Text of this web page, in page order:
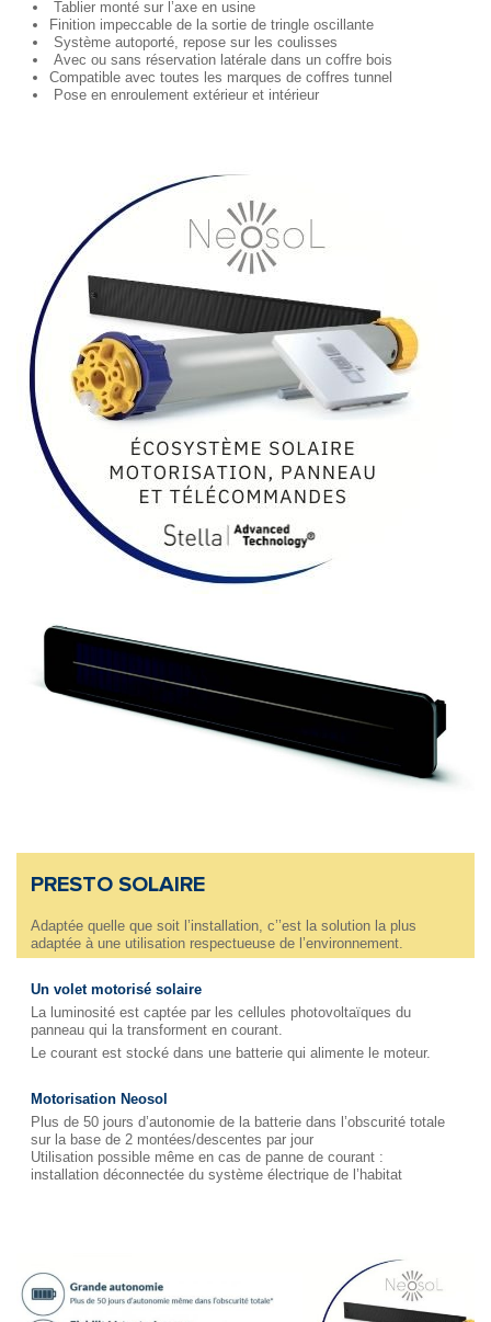
Tablier monté sur l’axe en usine
Finition impeccable de la sortie de tringle oscillante
Système autoporté, repose sur les coulisses
Avec ou sans réservation latérale dans un coffre bois
Compatible avec toutes les marques de coffres tunnel
Pose en enroulement extérieur et intérieur
PRESTO SOLAIRE
Adaptée quelle que soit l’installation, c’’est la solution la plus
adaptée à une utilisation respectueuse de l’environnement.
Un volet motorisé solaire
La luminosité est captée par les cellules photovoltaïques du
panneau qui la transforment en courant.
Le courant est stocké dans une batterie qui alimente le moteur.
Motorisation Neosol
Plus de 50 jours d’autonomie de la batterie dans l’obscurité totale
sur la base de 2 montées/descentes par jour
Utilisation possible même en cas de panne de courant :
installation déconnectée du système électrique de l’habitat